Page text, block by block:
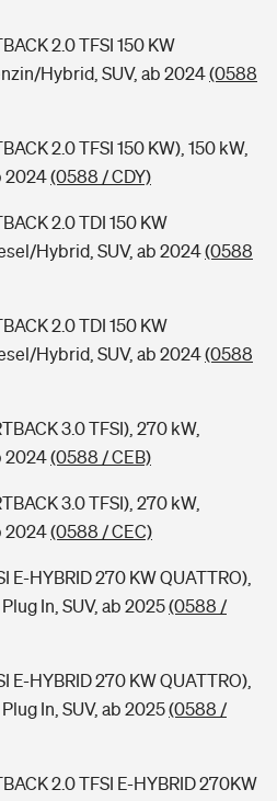
2.0 TFSI 150 KW
Hybrid, SUV, ab 2024(0588
2.0 TFSI 150 KW), 150 kW,
2024(0588 / CDY)
2.0 TDI 150 KW
Hybrid, SUV, ab 2024(0588
2.0 TDI 150 KW
Hybrid, SUV, ab 2024(0588
3.0 TFSI), 270 kW,
2024(0588 / CEB)
3.0 TFSI), 270 kW,
2024(0588 / CEC)
E-HYBRID 270 KW QUATTRO),
In, SUV, ab 2025(0588 /
E-HYBRID 270 KW QUATTRO),
In, SUV, ab 2025(0588 /
2.0 TFSI E-HYBRID 270KW